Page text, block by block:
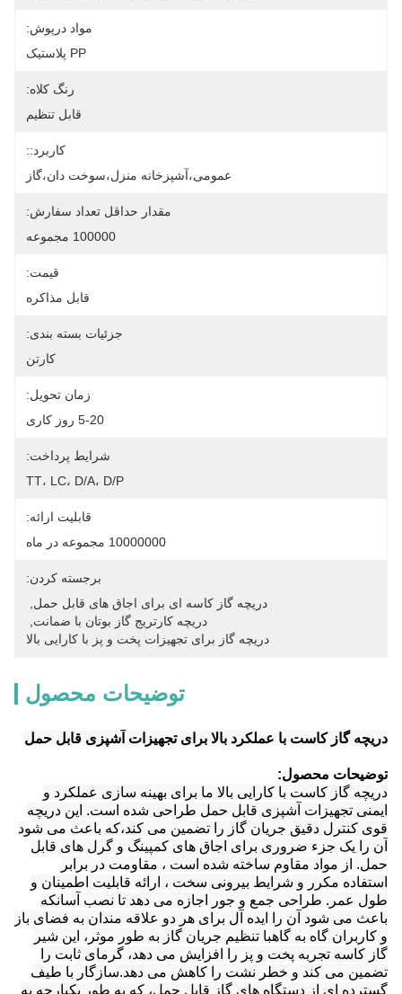
مواد درپوش:
PP پلاستیک
رنگ کلاه:
قابل تنظیم
کاربرد::
عمومی،آشپزخانه منزل،سوخت دان،گاز
مقدار حداقل تعداد سفارش:
100000 مجموعه
قیمت:
قابل مذاکره
جزئیات بسته بندی:
کارتن
زمان تحویل:
5-20 روز کاری
شرایط پرداخت:
TT، LC، D/A، D/P
قابلیت ارائه:
10000000 مجموعه در ماه
برجسته کردن:
دریچه گاز کاسه ای برای اجاق های قابل حمل
دریچه کارتریج گاز بوتان با ضمانت
دریچه گاز برای تجهیزات پخت و پز با کارایی بالا
توضیحات محصول
دریچه گاز کاست با عملکرد بالا برای تجهیزات آشپزی قابل حمل
توضیحات محصول:
دریچه گاز کاست با کارایی بالا ما برای بهینه سازی عملکرد و
ایمنی تجهیزات آشپزی قابل حمل طراحی شده است. این دریچه
قوی کنترل دقیق جریان گاز را تضمین می کند،که باعث می شود
آن را یک جزء ضروری برای اجاق های کمپینگ و گرل های قابل
حمل. از مواد مقاوم ساخته شده است ، مقاومت در برابر
استفاده مکرر و شرایط بیرونی سخت ، ارائه قابلیت اطمینان و
طول عمر. طراحی جمع و جور اجازه می دهد تا نصب آسانکه
باعث می شود آن را ایده آل برای هر دو علاقه مندان به فضای باز
و کاربران گاه به گاهبا تنظیم جریان گاز به طور موثر، این شیر
گاز کاسه تجربه پخت و پز را افزایش می دهد، گرمای ثابت را
تضمین می کند و خطر نشت را کاهش می دهد.سازگار با طیف
گسترده ای از دستگاه های گاز قابل حمل، که به طور یکپارچه به